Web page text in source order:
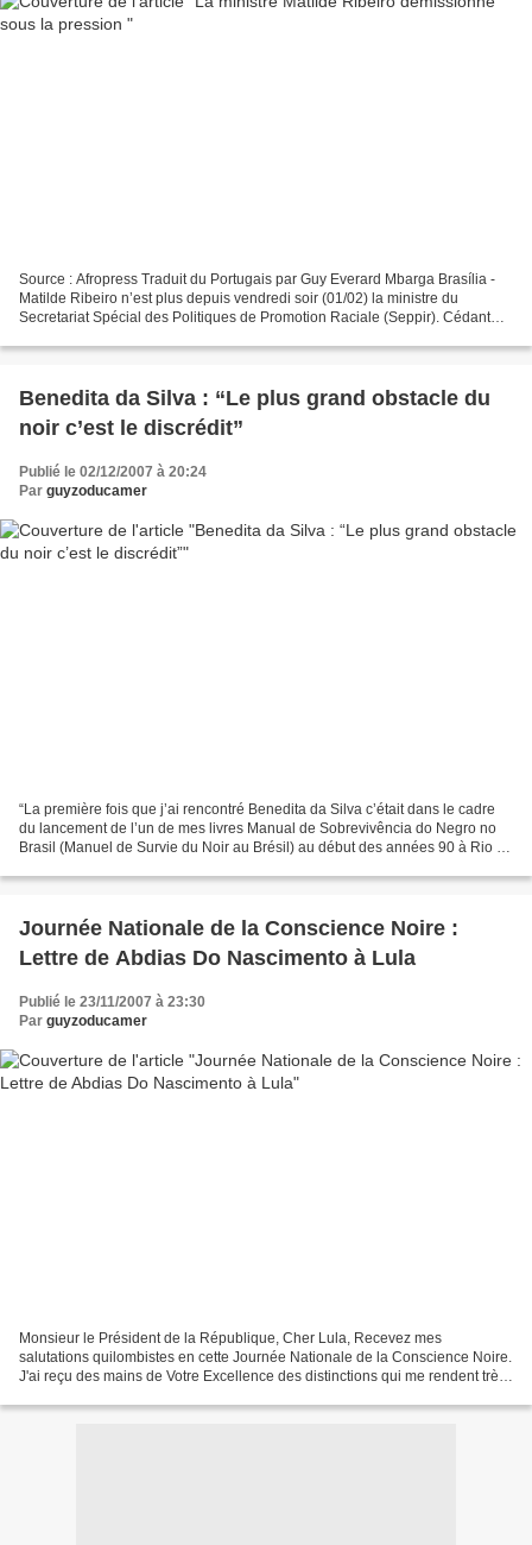
Source : Afropress Traduit du Portugais par Guy Everard Mbarga Brasília -
Matilde Ribeiro n’est plus depuis vendredi soir (01/02) la ministre du
Secretariat Spécial des Politiques de Promotion Raciale (Seppir). Cédant
Benedita da Silva : “Le plus grand obstacle du
noir c’est le discrédit”
Publié le 02/12/2007 à 20:24
Par guyzoducamer
“La première fois que j’ai rencontré Benedita da Silva c’était dans le cadre
du lancement de l’un de mes livres Manual de Sobrevivência do Negro no
Brasil (Manuel de Survie du Noir au Brésil) au début des années 90 à Rio de
Journée Nationale de la Conscience Noire :
Lettre de Abdias Do Nascimento à Lula
Publié le 23/11/2007 à 23:30
Par guyzoducamer
Monsieur le Président de la République, Cher Lula, Recevez mes
salutations quilombistes en cette Journée Nationale de la Conscience Noire.
J'ai reçu des mains de Votre Excellence des distinctions qui me rendent très